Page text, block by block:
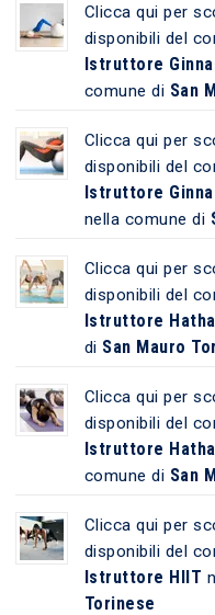
Clicca qui per
disponibili del
Istruttore
comune di San
Clicca qui per
disponibili del
Istruttore
nella comune di
Clicca qui per
disponibili del
Istruttore
di San Mauro
Clicca qui per
disponibili del
Istruttore
comune di San
Clicca qui per
disponibili del
Istruttore HIIT
Torinese